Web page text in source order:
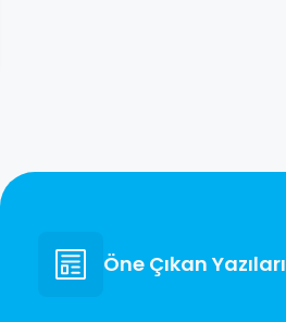
Öne Çıkan Yazıları